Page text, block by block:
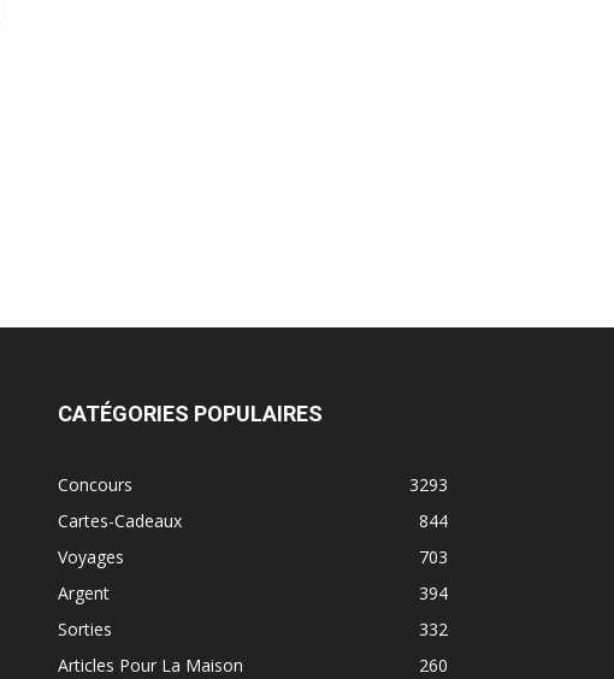
CATÉGORIES POPULAIRES
Concours
3293
Cartes-Cadeaux
844
Voyages
703
Argent
394
Sorties
332
Articles Pour La Maison
260